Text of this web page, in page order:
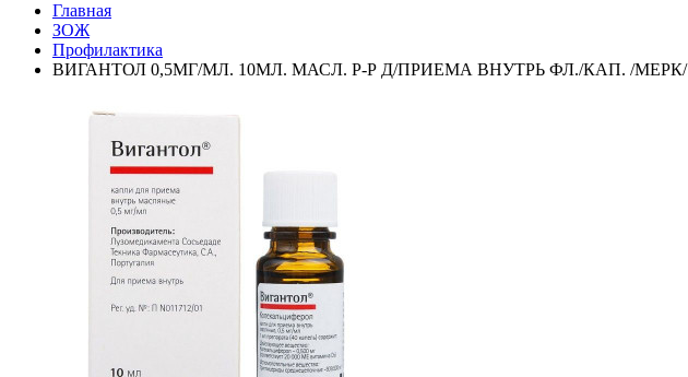
Главная
ЗОЖ
Профилактика
ВИГАНТОЛ 0,5МГ/МЛ. 10МЛ. МАСЛ. Р-Р Д/ПРИЕМА ВНУТРЬ ФЛ./КАП. /МЕРК/